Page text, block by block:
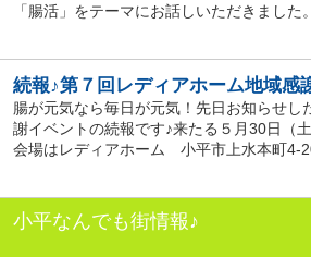
「腸活」をテーマにお話しいただきました
続報♪第７回レディアホーム地域感
腸が元気なら毎日が元気！先日お知らせし
謝イベントの続報です♪来たる５月30日（
会場はレディアホーム 小平市上水本町4-
小平なんでも街情報♪